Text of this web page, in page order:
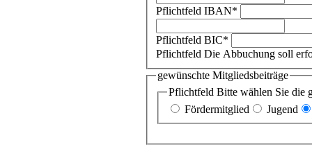
Pflichtfeld IBAN*
Pflichtfeld BIC*
Pflichtfeld Die Abbuchung soll
gewünschte Mitgliedsbeiträge
Pflichtfeld Bitte wählen Sie die
Fördermitglied
Jugend